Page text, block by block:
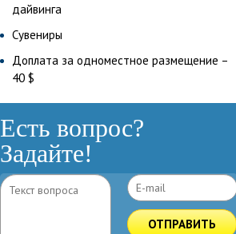
дайвинга
Сувениры
Доплата за одноместное размещение –
40 $
Есть вопрос?
Задайте!
ОТПРАВИТЬ